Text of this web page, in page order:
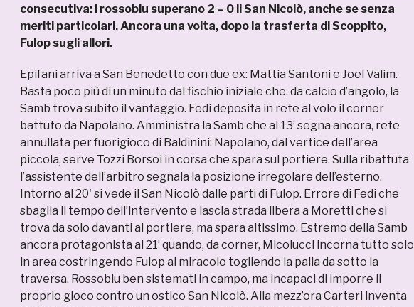
consecutiva: i rossoblu superano 2 – 0 il San Nicolò, anche se senza
meriti particolari. Ancora una volta, dopo la trasferta di Scoppito,
Fulop sugli allori.
Epifani arriva a San Benedetto con due ex: Mattia Santoni e Joel Valim.
Basta poco più di un minuto dal fischio iniziale che, da calcio d’angolo, la
Samb trova subito il vantaggio. Fedi deposita in rete al volo il corner
battuto da Napolano. Amministra la Samb che al 13’ segna ancora, rete
annullata per fuorigioco di Baldinini: Napolano, dal vertice dell’area
piccola, serve Tozzi Borsoi in corsa che spara sul portiere. Sulla ribattuta
l’assistente dell’arbitro segnala la posizione irregolare dell’esterno.
Intorno al 20' si vede il San Nicolò dalle parti di Fulop. Errore di Fedi che
sbaglia il tempo dell’intervento e lascia strada libera a Moretti che si
trova da solo davanti al portiere, ma spara altissimo. Estremo della Samb
ancora protagonista al 21’ quando, da corner, Micolucci incorna tutto solo
in area costringendo Fulop al miracolo togliendo la palla da sotto la
traversa. Rossoblu ben sistemati in campo, ma incapaci di imporre il
proprio gioco contro un ostico San Nicolò. Alla mezz’ora Carteri inventa